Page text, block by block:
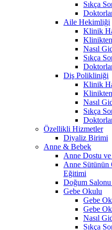
Sıkça
Aile Hekimliği
Klinik
Nasıl
Sıkça
Diş Polikliniği
Klinik
Nasıl
Sıkça
Özellikli Hizmetler
Diyaliz Birimi
Anne & Bebek
Anne Dostu
Anne Sütünün
Eğitimi
Doğum
Gebe Okulu
Gebe
Gebe
Nasıl
Sıkça